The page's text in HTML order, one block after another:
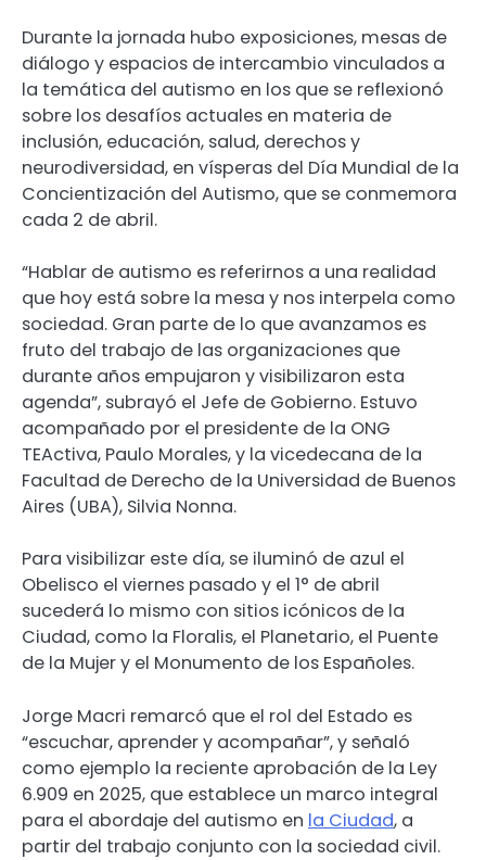
Durante la jornada hubo exposiciones, mesas de
diálogo y espacios de intercambio vinculados a
la temática del autismo en los que se reflexionó
sobre los desafíos actuales en materia de
inclusión, educación, salud, derechos y
neurodiversidad, en vísperas del Día Mundial de la
Concientización del Autismo, que se conmemora
cada 2 de abril.
“Hablar de autismo es referirnos a una realidad
que hoy está sobre la mesa y nos interpela como
sociedad. Gran parte de lo que avanzamos es
fruto del trabajo de las organizaciones que
durante años empujaron y visibilizaron esta
agenda”, subrayó el Jefe de Gobierno. Estuvo
acompañado por el presidente de la ONG
TEActiva, Paulo Morales, y la vicedecana de la
Facultad de Derecho de la Universidad de Buenos
Aires (UBA), Silvia Nonna.
Para visibilizar este día, se iluminó de azul el
Obelisco el viernes pasado y el 1° de abril
sucederá lo mismo con sitios icónicos de la
Ciudad, como la Floralis, el Planetario, el Puente
de la Mujer y el Monumento de los Españoles.
Jorge Macri remarcó que el rol del Estado es
“escuchar, aprender y acompañar”, y señaló
como ejemplo la reciente aprobación de la Ley
6.909 en 2025, que establece un marco integral
para el abordaje del autismo en la Ciudad, a
partir del trabajo conjunto con la sociedad civil.